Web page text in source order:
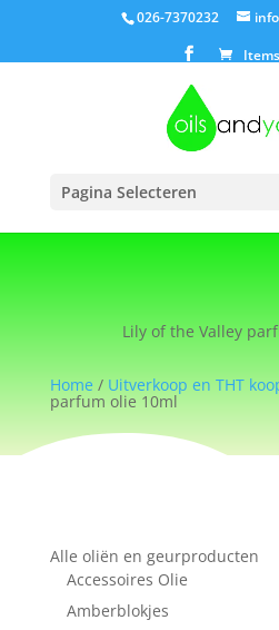
026-7370232
Pagina Selecteren
Lily of the Valley
Home / Uitverkoop en THT
parfum olie 10ml
Alle oliën en geurproducten
Accessoires Olie
Amberblokjes